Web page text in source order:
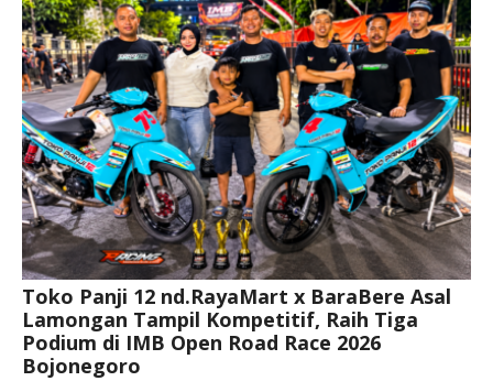
Toko Panji 12 nd.RayaMart x BaraBere Asal
Lamongan Tampil Kompetitif, Raih Tiga
Podium di IMB Open Road Race 2026
Bojonegoro